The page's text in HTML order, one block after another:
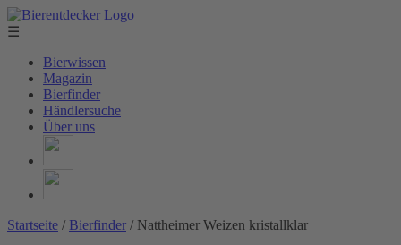
☰
Bierwissen
Magazin
Bierfinder
Händlersuche
Über uns
Startseite / Bierfinder / Nattheimer Weizen kristallklar